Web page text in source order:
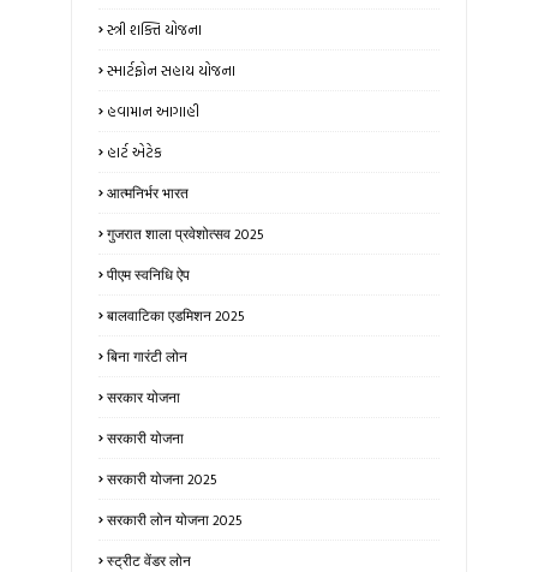
સ્ત્રી શક્તિ યોજના
સ્માર્ટફોન સહાય યોજના
હવામાન આગાહી
હાર્ટ એટેક
आत्मनिर्भर भारत
गुजरात शाला प्रवेशोत्सव 2025
पीएम स्वनिधि ऐप
बालवाटिका एडमिशन 2025
बिना गारंटी लोन
सरकार योजना
सरकारी योजना
सरकारी योजना 2025
सरकारी लोन योजना 2025
स्ट्रीट वेंडर लोन